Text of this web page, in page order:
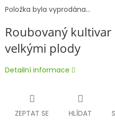
Položka byla vyprodána…
Roubovaný kultivar
velkými plody
Detailní informace
ZEPTAT SE HLÍDAT